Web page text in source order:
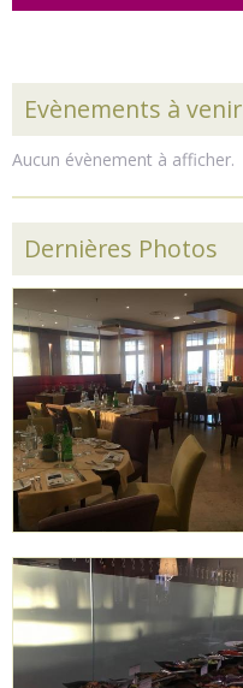
Evènements à venir
Aucun évènement à afficher.
Dernières Photos